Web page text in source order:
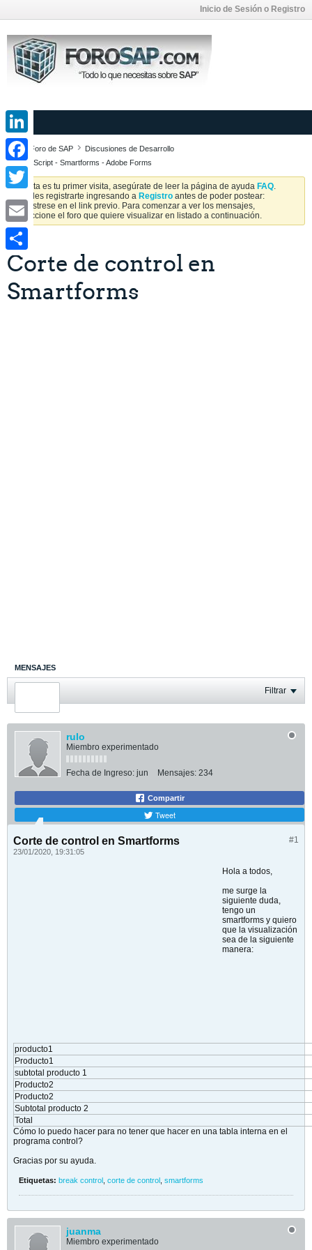
Inicio de Sesión o Registro
Foro de SAP
Discusiones de Desarrollo
SAPScript - Smartforms - Adobe Forms
Si esta es tu primer visita, asegúrate de leer la página de ayuda FAQ.
Puedes registrarte ingresando a Registro antes de poder postear:
Regístrese en el link previo. Para comenzar a ver los mensajes,
seleccione el foro que quiere visualizar en listado a continuación.
Corte de control en
Smartforms
MENSAJES
ÚLTIMA ACTIVIDAD Filtrar
rulo
Miembro experimentado
Fecha de Ingreso: jun Mensajes: 234
Compartir
Tweet
#1
Corte de control en Smartforms
23/01/2020, 19:31:05
Hola a todos,
me surge la
siguiente duda,
tengo un
smartforms y quiero
que la visualización
sea de la siguiente
manera:
producto1
Producto1
subtotal producto 1
Producto2
Producto2
Subtotal producto 2
Total
Cómo lo puedo hacer para no tener que hacer en una tabla interna en el
programa control?
Gracias por su ayuda.
Etiquetas: break control corte de control smartforms
juanma
Miembro experimentado
LinkedIn
Facebook
Twitter
Email
Share